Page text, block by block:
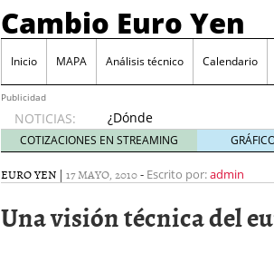
Cambio Euro Yen
Inicio MAPA Análisis técnico Calendario
Publicidad
NOTICIAS:
¿Dónde
invertir
en
Japón?
31, 2024
Los desafíos de la economía
COTIZACIONES EN STREAMING
EURO YEN | 17 MAYO, 2010- Escrito por:admin
Una visión técnica del